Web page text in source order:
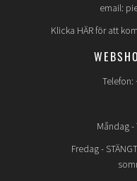
email:
Klicka HÄR för att
Telefon:
Måndag
Fredag - STÄNGT